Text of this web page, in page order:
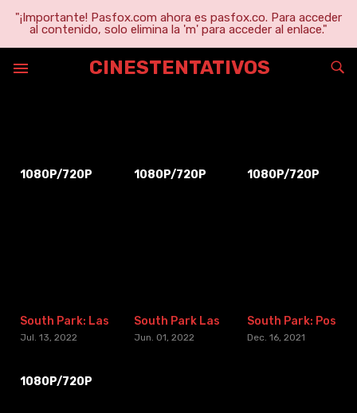
"¡Importante! Pasfox.com ahora es pasfox.co. Para acceder
al contenido, solo elimina la 'm' para acceder al enlace."
CINESTENTATIVOS
1080P/720P
Jul. 13, 2022
1080P/720P
Jun. 01, 2022
1080P/720P
Dec. 16, 2021
1080P/720P